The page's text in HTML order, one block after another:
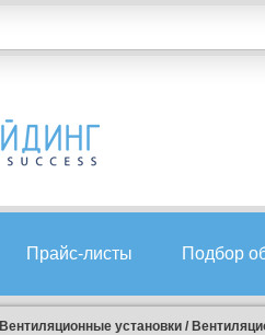
Прайс-листы Подбор
Вентиляционные установки /